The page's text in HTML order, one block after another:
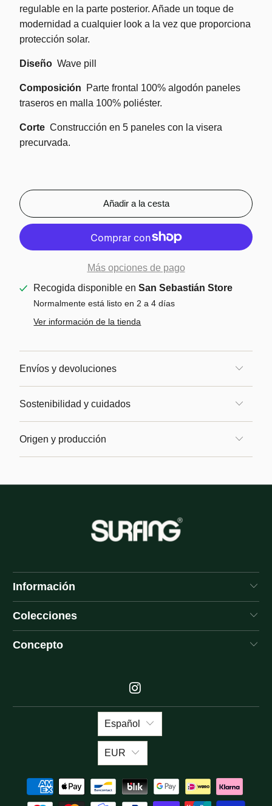
regulable en la parte posterior. Añade un toque de
modernidad a cualquier look a la vez que proporciona
protección solar.
Diseño Wave pill
Composición
Parte frontal 100% algodón paneles
traseros en malla 100% poliéster.
Corte Construcción en 5 paneles con la visera
precurvada.
Añadir a la cesta
Más opciones de pago
Recogida disponible enSan Sebastián Store
Normalmente está listo en 2 a 4 días
Ver información de la tienda
Envíos y devoluciones
Sostenibilidad y cuidados
Origen y producción
Información
Colecciones
Concepto
Español
EUR